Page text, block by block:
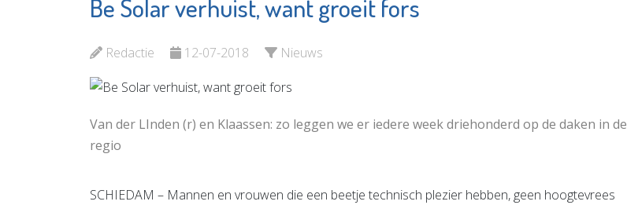
Be Solar verhuist, want groeit fors
Redactie 12-07-2018 Nieuws
Van der LInden (r) en Klaassen: zo leggen we er iedere week driehonderd op de daken in de
regio
SCHIEDAM – Mannen en vrouwen die een beetje technisch plezier hebben, geen hoogtevrees
Servicepunt
Bekijk de pagina
De Witte
Garantiemakelaars
Bekijk de pagina